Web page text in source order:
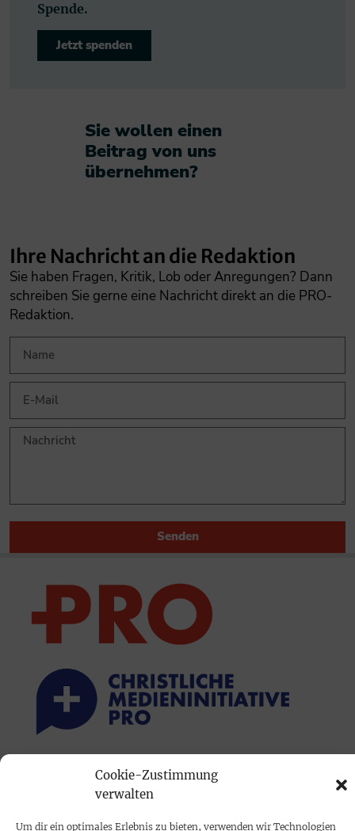
Cookie-Zustimmung
verwalten
Um dir ein optimales Erlebnis zu bieten, verwenden wir Technologien
Spende.
Jetzt spenden
Sie wollen einen
Beitrag von uns
übernehmen?​
Ihre Nachricht an die Redaktion
Sie haben Fragen, Kritik, Lob oder Anregungen? Dann
schreiben Sie gerne eine Nachricht direkt an die PRO-
Redaktion.
Senden
PRINTAUSGABE
Mediadaten